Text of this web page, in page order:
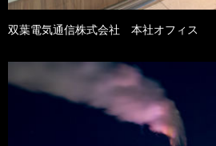
双葉電気通信株式会社 本社オフィス